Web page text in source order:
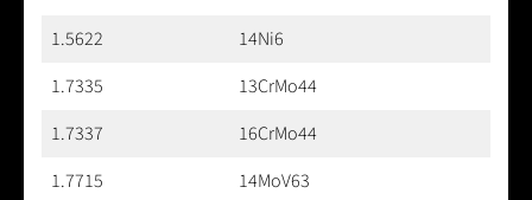
1.5622
14Ni6
1.7335
13CrMo44
1.7337
16CrMo44
1.7715
14MoV63